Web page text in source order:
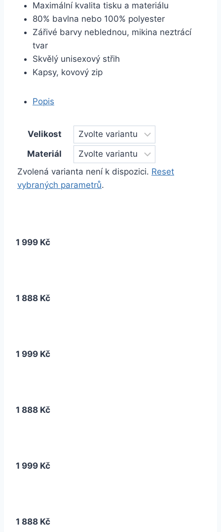
Maximální kvalita tisku a materiálu
80% bavlna nebo 100% polyester
Zářivé barvy neblednou, mikina neztrácí
tvar
Skvělý unisexový střih
Kapsy, kovový zip
Popis
Velikost
Materiál
Zvolená varianta není k dispozici. Reset
vybraných parametrů.
1 999 Kč
1 888 Kč
1 999 Kč
1 888 Kč
1 999 Kč
1 888 Kč